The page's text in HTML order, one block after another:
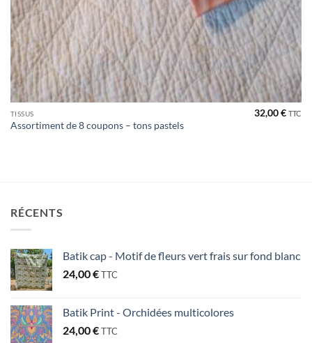
TISSUS
Assortiment de 8 coupons – tons pastels
32,00€ TTC
RÉCENTS
Batik cap - Motif de fleurs vert frais sur fond blanc
24,00€TTC
Batik Print - Orchidées multicolores
24,00€TTC